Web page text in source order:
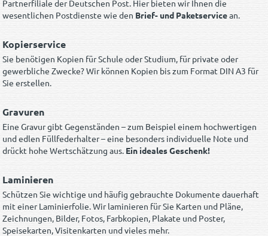
Partnerfiliale der Deutschen Post. Hier bieten wir Ihnen die
wesentlichen Postdienste wie den Brief- und Paketservicean.
Kopierservice
Sie benötigen Kopien für Schule oder Studium, für private oder
gewerbliche Zwecke? Wir können Kopien bis zum Format DIN A3 für
Sie erstellen.
Gravuren
Eine Gravur gibt Gegenständen – zum Beispiel einem hochwertigen
und edlen Füllfederhalter – eine besonders individuelle Note und
drückt hohe Wertschätzung aus. Ein ideales Geschenk!
Laminieren
Schützen Sie wichtige und häufig gebrauchte Dokumente dauerhaft
mit einer Laminierfolie. Wir laminieren für Sie Karten und Pläne,
Zeichnungen, Bilder, Fotos, Farbkopien, Plakate und Poster,
Speisekarten, Visitenkarten und vieles mehr.